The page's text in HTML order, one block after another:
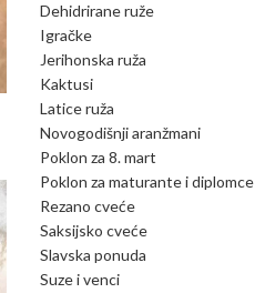
Dehidrirane ruže
Igračke
Jerihonska ruža
Kaktusi
Latice ruža
Novogodišnji aranžmani
Poklon za 8. mart
Poklon za maturante i diplomce
Rezano cveće
Saksijsko cveće
Slavska ponuda
Suze i venci